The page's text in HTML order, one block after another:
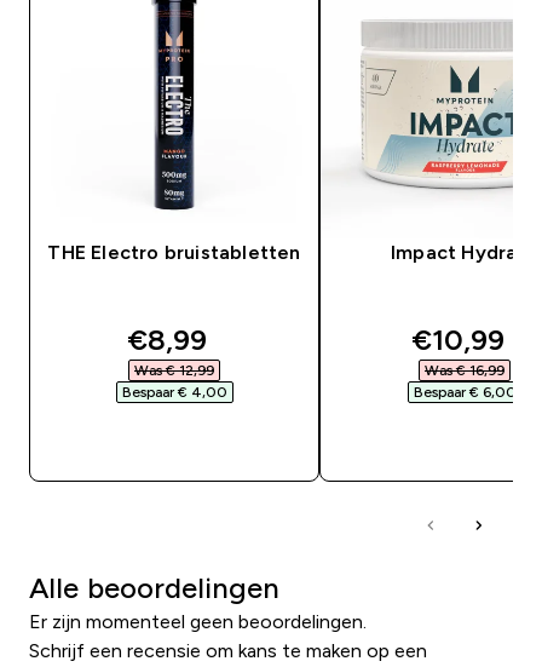
THE Electro bruistabletten
discounted price
€8,99‎
Was € 12,99‎
Bespaar € 4,00‎
Impact Hydrate
€10,99‎
Was € 16,99‎
Bespaar € 6,00‎
Alle beoordelingen
Er zijn momenteel geen beoordelingen.
Schrijf een recensie om kans te maken op een